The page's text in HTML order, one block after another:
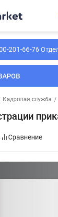
201-66-76
Кадровая служба /
Сравнение